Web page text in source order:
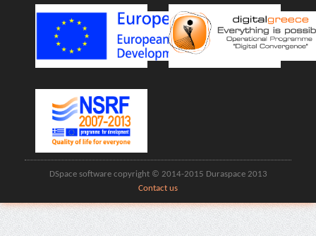
DSpace software copyright © 2014-2015 Duraspace 2013
Contact us